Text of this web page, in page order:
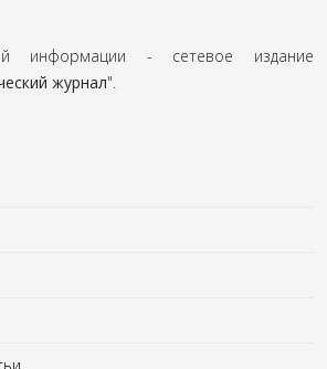
информации - сетевое издание
журнал".